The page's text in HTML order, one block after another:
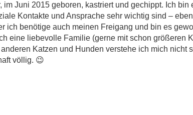
im Juni 2015 geboren, kastriert und gechippt. Ich
Kontakte und Ansprache sehr wichtig sind –
ich benötige auch meinen Freigang und bin es
eine liebevolle Familie (gerne mit schon größeren
Katzen und Hunden verstehe ich mich nicht
völlig. 😉